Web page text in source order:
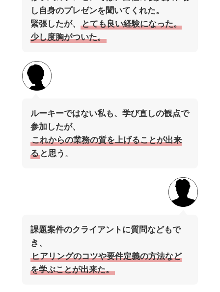
し自身のプレゼンを聞いてくれた。
緊張したが、
とても良い経験になった。
少し度胸がついた。
ルーキーではない私も、学び直しの観点で
参加したが、
これからの業務の質を上げることが出来
ると思う 。
課題案件のクライアントに質問などもで
き、
ヒアリングのコツや要件定義の方法など
を学ぶことが出来た。